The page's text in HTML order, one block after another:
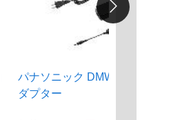
パナソニック DMW-AC10 AC
ダプター